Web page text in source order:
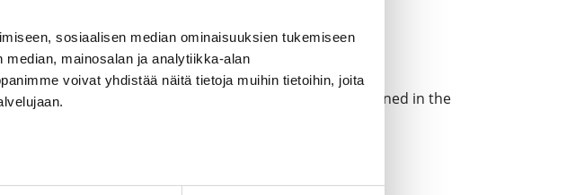
sosiaalisen median ominaisuuksien tukemiseen
mainosalan ja analytiikka-alan
voivat yhdistää näitä tietoja muihin tietoihin, joita
4
Search instructions mentioned in the